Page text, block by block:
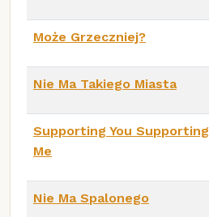
Może Grzeczniej?
Nie Ma Takiego Miasta
Supporting You Supporting
Me
Nie Ma Spalonego